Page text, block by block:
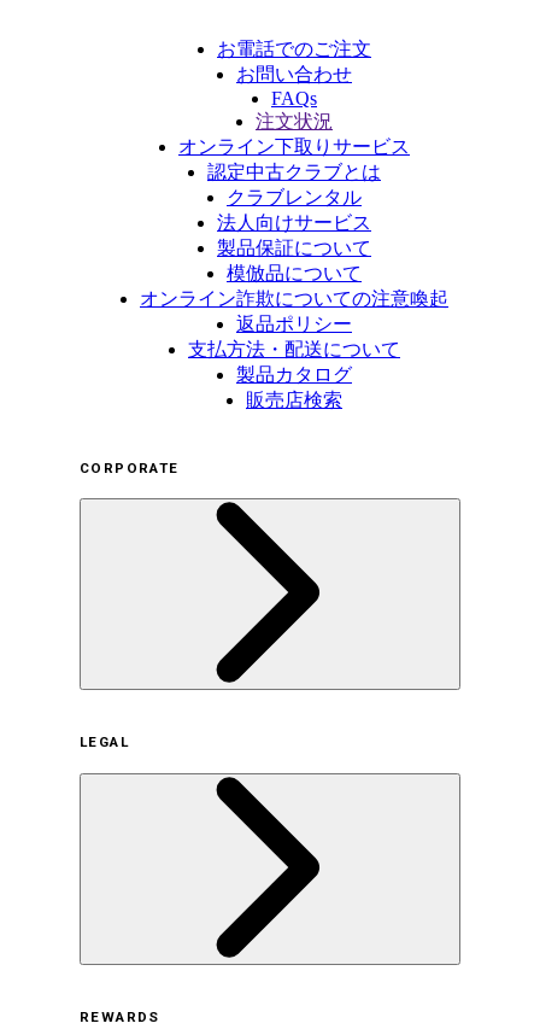
お電話でのご注文
お問い合わせ
FAQs
注文状況
オンライン下取りサービス
認定中古クラブとは
クラブレンタル
法人向けサービス
製品保証について
模倣品について
オンライン詐欺についての注意喚起
返品ポリシー
支払方法・配送について
製品カタログ
販売店検索
CORPORATE
サステナビリティの取り組み（日本）
サステナビリティの取り組み（米国/英語）
ヒストリー
採用情報
LEGAL
REWARDS